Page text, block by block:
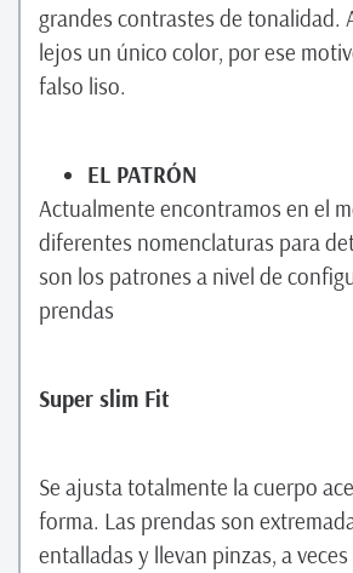
grandes contrastes de tonalidad.
lejos un único color, por ese
falso liso.
EL PATRÓN
Actualmente encontramos en el
diferentes nomenclaturas para
son los patrones a nivel de
prendas
Super slim Fit
Se ajusta totalmente la cuerpo
forma. Las prendas son
entalladas y llevan pinzas, a